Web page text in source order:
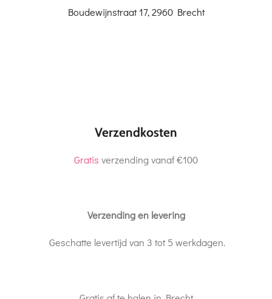
Boudewijnstraat 17, 2960 Brecht
Verzendkosten
Gratis verzending vanaf €100
Verzending en levering
Geschatte levertijd van 3 tot 5 werkdagen.